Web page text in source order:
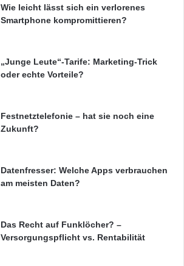
Wie leicht lässt sich ein verlorenes
Smartphone kompromittieren?
„Junge Leute“-Tarife: Marketing-Trick
oder echte Vorteile?
Festnetztelefonie – hat sie noch eine
Zukunft?
Datenfresser: Welche Apps verbrauchen
am meisten Daten?
Das Recht auf Funklöcher? –
Versorgungspflicht vs. Rentabilität